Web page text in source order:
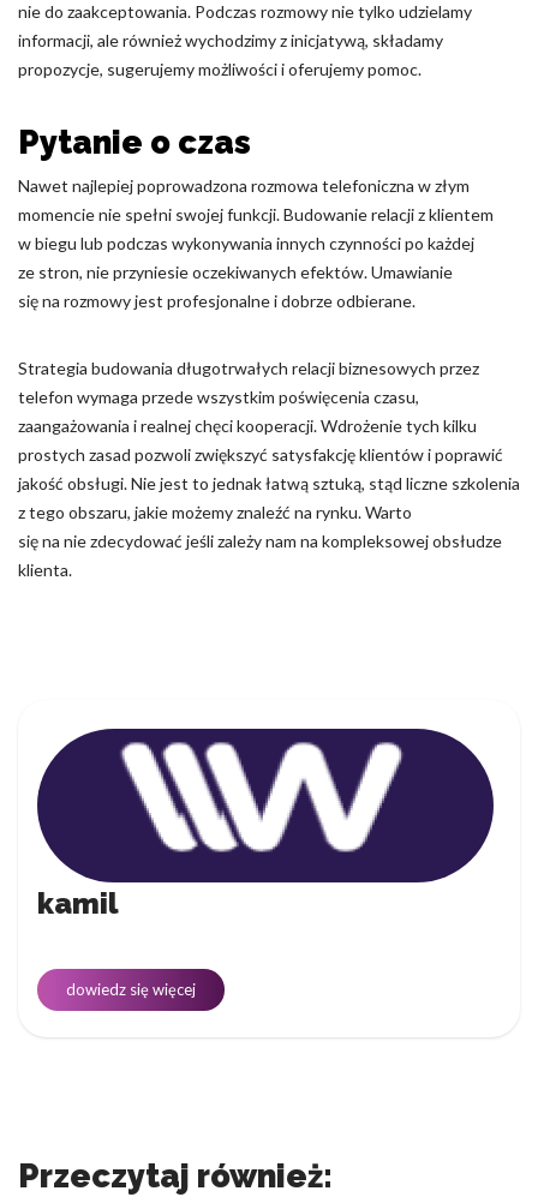
nie do zaakceptowania. Podczas rozmowy nie tylko udzielamy
informacji, ale również wychodzimy z inicjatywą, składamy
propozycje, sugerujemy możliwości i oferujemy pomoc.
Pytanie o czas
Nawet najlepiej poprowadzona rozmowa telefoniczna w złym
momencie nie spełni swojej funkcji. Budowanie relacji z klientem
w biegu lub podczas wykonywania innych czynności po każdej
ze stron, nie przyniesie oczekiwanych efektów. Umawianie
się na rozmowy jest profesjonalne i dobrze odbierane.
Strategia budowania długotrwałych relacji biznesowych przez
telefon wymaga przede wszystkim poświęcenia czasu,
zaangażowania i realnej chęci kooperacji. Wdrożenie tych kilku
prostych zasad pozwoli zwiększyć satysfakcję klientów i poprawić
jakość obsługi. Nie jest to jednak łatwą sztuką, stąd liczne szkolenia
z tego obszaru, jakie możemy znaleźć na rynku. Warto
się na nie zdecydować jeśli zależy nam na kompleksowej obsłudze
klienta.
kamil
dowiedz się więcej
Przeczytaj również: